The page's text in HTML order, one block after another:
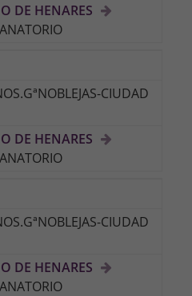
DE HENARES
CIUDAD
DE HENARES
CIUDAD
DE HENARES